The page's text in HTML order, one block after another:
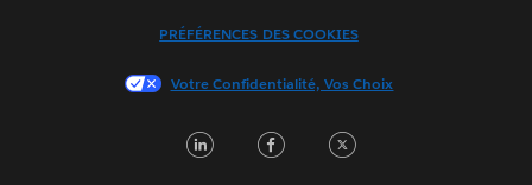
한국어
Português
PRÉFÉRENCES DES COOKIES
Votre Confidentialité, Vos Choix
LinkedInFacebook